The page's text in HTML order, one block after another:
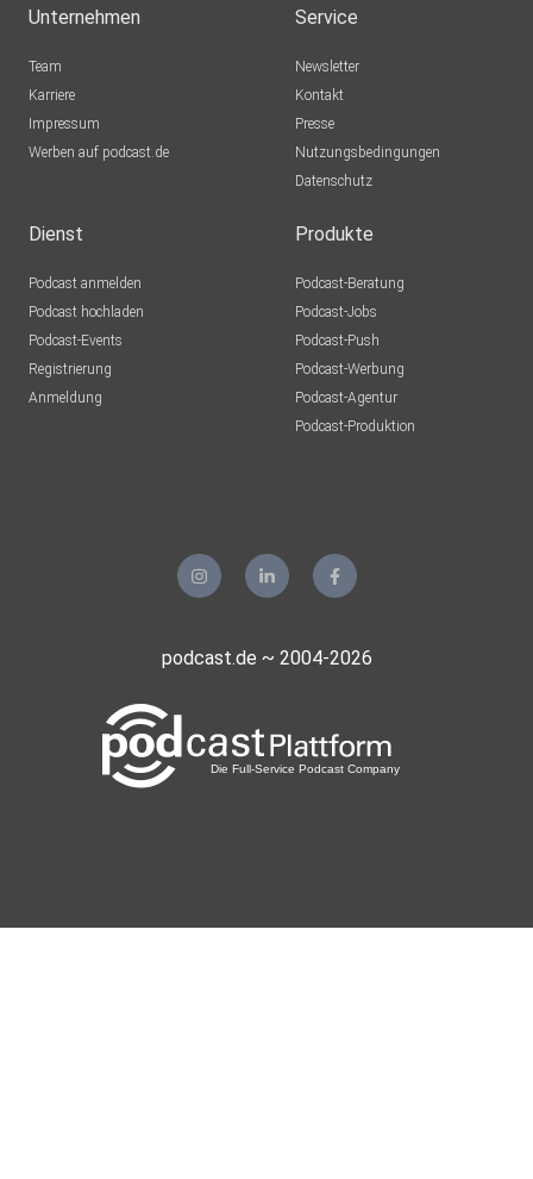
Unternehmen
Team
Karriere
Impressum
Werben auf podcast.de
Service
Newsletter
Kontakt
Presse
Nutzungsbedingungen
Datenschutz
Dienst
Podcast anmelden
Podcast hochladen
Podcast-Events
Registrierung
Anmeldung
Produkte
Podcast-Beratung
Podcast-Jobs
Podcast-Push
Podcast-Werbung
Podcast-Agentur
Podcast-Produktion
podcast.de ~ 2004-2026